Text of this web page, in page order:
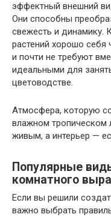
эффектный внешний
Они способны
свежесть и динамику.
растений хорошо себя
и почти не требуют
идеальными для
цветоводстве.
Атмосфера, которую
влажном тропическом
живым, а интерьер —
Популярные
комнатного
Если вы решили
важно выбрать